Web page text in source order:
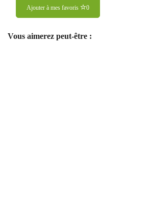
Ajouter à mes favoris 0
Vous aimerez peut-être :